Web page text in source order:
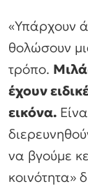
«Υπάρχουν
θολώσουν
τρόπο.
έχουν
εικόνα.
να βγούμε
κοινότητα»